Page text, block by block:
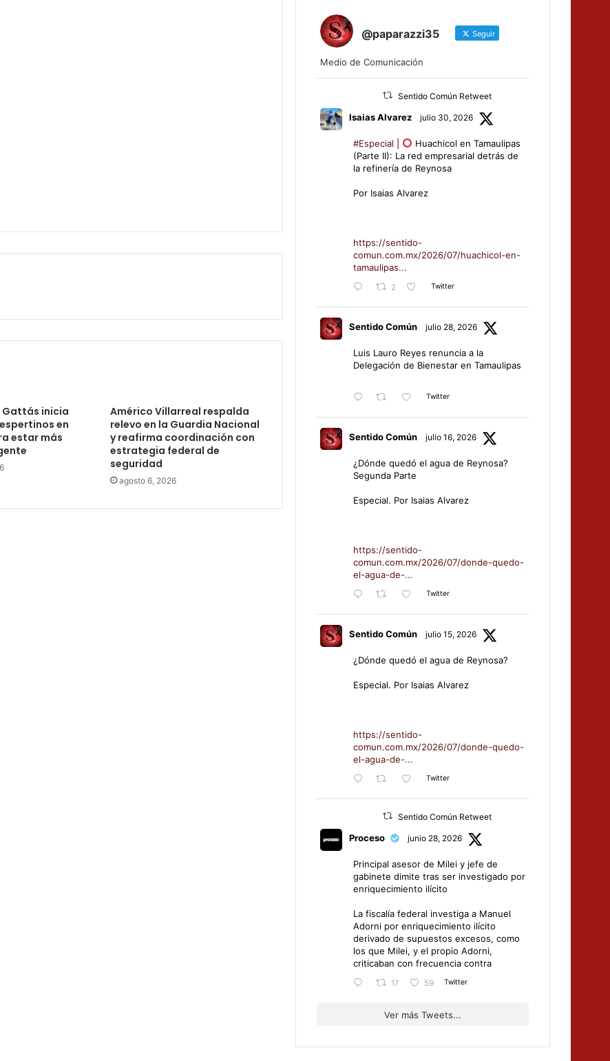
Gattás inicia
en
estar más
Américo Villarreal respalda
relevo en la Guardia Nacional
y reafirma coordinación con
estrategia federal de
seguridad
agosto 6, 2026
@paparazzi35 Seguir
Medio de Comunicación
Sentido Común Retweet
Isaias Alvarez julio 30, 2026
#Especial
Huachicol en Tamaulipas
(Parte II): La red empresarial detrás de
la refinería de Reynosa
Por Isaias Alvarez
https://sentido-
comun.com.mx/2026/07/huachicol-en-
tamaulipas...
2 Twitter
Sentido Común julio 28, 2026
Luis Lauro Reyes renuncia a la
Delegación de Bienestar en Tamaulipas
Twitter
Sentido Común julio 16, 2026
¿Dónde quedó el agua de Reynosa?
Segunda Parte
Especial. Por Isaias Alvarez
https://sentido-
comun.com.mx/2026/07/donde-quedo-
el-agua-de-...
Twitter
Sentido Común julio 15, 2026
¿Dónde quedó el agua de Reynosa?
Especial. Por Isaias Alvarez
https://sentido-
comun.com.mx/2026/07/donde-quedo-
el-agua-de-...
Twitter
Sentido Común Retweet
Proceso junio 28, 2026
Principal asesor de Milei y jefe de
gabinete dimite tras ser investigado por
enriquecimiento ilícito
La fiscalía federal investiga a Manuel
Adorni por enriquecimiento ilícito
derivado de supuestos excesos, como
los que Milei, y el propio Adorni,
criticaban con frecuencia contra
17 59 Twitter
Ver más Tweets...